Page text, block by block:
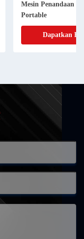
Mesin Penandaan
Portable
Dapatkan